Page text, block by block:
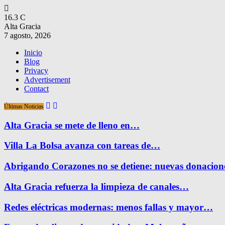
16.3 C
Alta Gracia
7 agosto, 2026
Inicio
Blog
Privacy
Advertisement
Contact
Últimas Noticias
Alta Gracia se mete de lleno en…
Villa La Bolsa avanza con tareas de…
Abrigando Corazones no se detiene: nuevas
Alta Gracia refuerza la limpieza de canales…
Redes eléctricas modernas: menos fallas y mayor…